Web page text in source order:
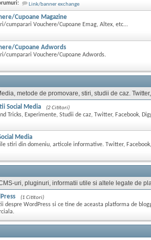
Link/banner exchange
Cupoane Magazine
cumparari Vouchere/Cupoane Emag, Altex, etc...
Cupoane Adwords
cumparari Vouchere/Cupoane Adwords.
metode de promovare, stiri, studii de caz.
Social Media (2 Cititori)
Tricks, Experimente, Studii de caz, Twitter, Facebook,
Media
stiri din domeniu, articole informative. Twitter,
uri, pluginuri, informatii utile si altele legate de
(1 Cititori)
despre WordPress si ce tine de aceasta platforma de